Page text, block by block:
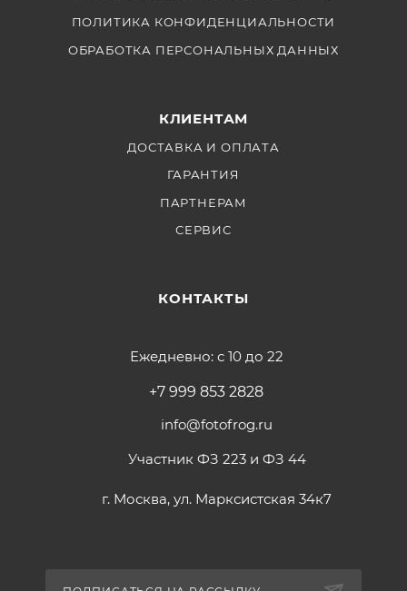
ПОЛИТИКА КОНФИДЕНЦИАЛЬНОСТИ
ОБРАБОТКА ПЕРСОНАЛЬНЫХ ДАННЫХ
КЛИЕНТАМ
ДОСТАВКА И ОПЛАТА
ГАРАНТИЯ
ПАРТНЕРАМ
СЕРВИС
КОНТАКТЫ
Ежедневно: с 10 до 22
+7 999 853 2828
info@fotofrog.ru
Участник ФЗ 223 и ФЗ 44
г. Москва, ул. Марксистская 34к7